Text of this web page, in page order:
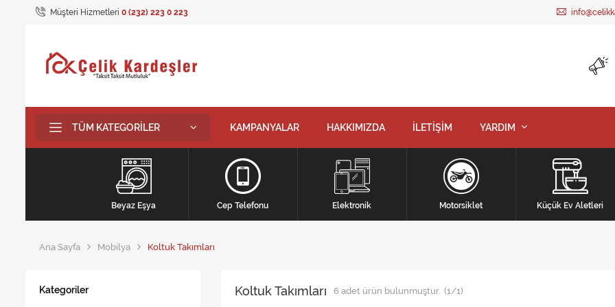
Müşteri Hizmetleri 0 (232) 223 0 223
TÜM KATEGORILER KAMPANYALAR HAKKIMIZDA İLETİŞİM YARDIM
Beyaz Eşya Cep Telefonu Elektronik Motorsiklet Küçük Ev Aletleri
Ana Sayfa Mobilya Koltuk Takımları
Koltuk Takımları 6 adet ürün bulunmuştur. (1/1)
Kategoriler